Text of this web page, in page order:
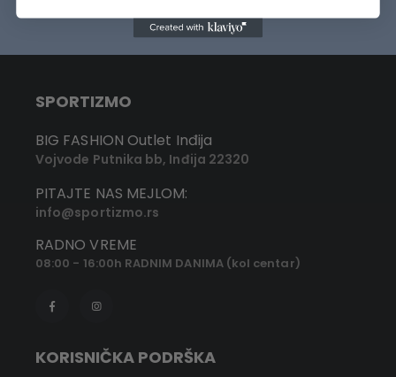
SPORTIZMO
BIG FASHION Outlet Inđija
Vojvode Putnika bb, Inđija 22320
PITAJTE NAS MEJLOM:
info@sportizmo.rs
RADNO VREME
08:00 - 16:00h RADNIM DANIMA (kol centar)
KORISNIČKA PODRŠKA